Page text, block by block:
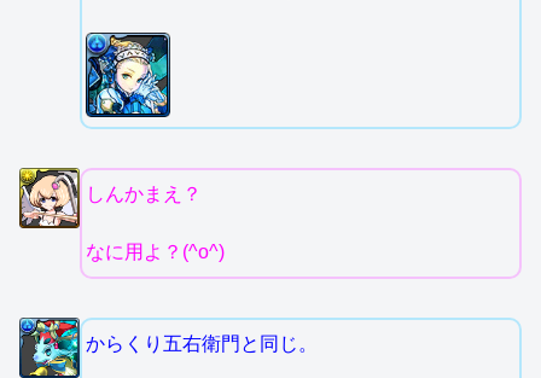
しんかまえ？
なに用よ？(^o^)
からくり五右衛門と同じ。